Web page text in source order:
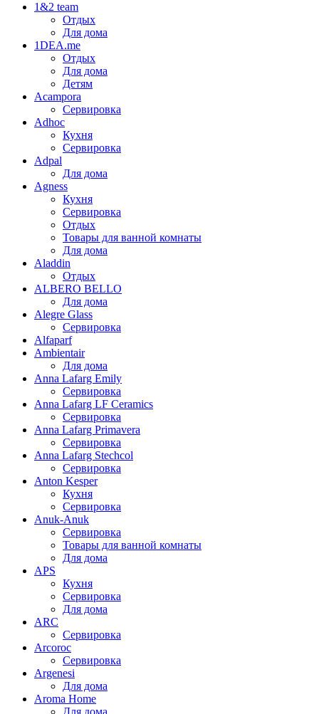
1&2 team
Отдых
Для дома
1DEA.me
Отдых
Для дома
Детям
Acampora
Сервировка
Adhoc
Кухня
Сервировка
Adpal
Для дома
Agness
Кухня
Сервировка
Отдых
Товары для ванной комнаты
Для дома
Aladdin
Отдых
ALBERO BELLO
Для дома
Alegre Glass
Сервировка
Alfaparf
Ambientair
Для дома
Anna Lafarg Emily
Сервировка
Anna Lafarg LF Ceramics
Сервировка
Anna Lafarg Primavera
Сервировка
Anna Lafarg Stechcol
Сервировка
Anton Kesper
Кухня
Сервировка
Anuk-Anuk
Сервировка
Товары для ванной комнаты
Для дома
APS
Кухня
Сервировка
Для дома
ARC
Сервировка
Arcoroc
Сервировка
Argenesi
Для дома
Aroma Home